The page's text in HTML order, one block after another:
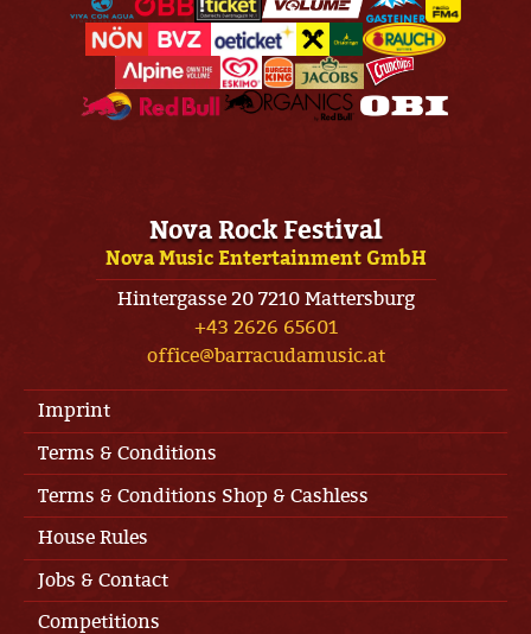
Nova Rock Festival
Nova Music Entertainment GmbH
Hintergasse 20 7210 Mattersburg
+43 2626 65601
office@barracudamusic.at
Imprint
Terms & Conditions
Terms & Conditions Shop & Cashless
House Rules
Jobs & Contact
Competitions